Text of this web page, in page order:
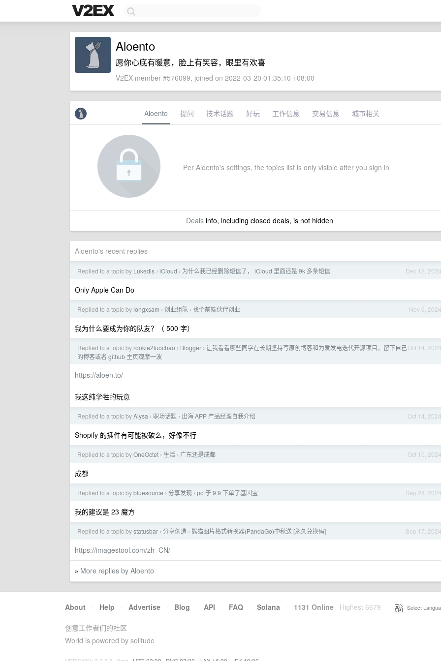
Aloento
愿你心底有暖意，脸上有笑容，眼里有欢喜
V2EX member #576099, joined on 2022-03-20 01:35:10 +08:00
Aloento 提问 技术话题 好玩 工作信息 交易信息 城市相关
Per Aloento's settings, the topics list is only visible after you sign in
Dealsinfo, including closed deals, is not hidden
Aloento's recent replies
Dec 12, 2024
Replied to a topic by Lukedis › iCloud › 为什么我已经删除短信了， iCloud 里面还是 9k 多条短信
Only Apple Can Do
Nov 6, 2024
Replied to a topic by longxsam › 创业组队 › 找个前端伙伴创业
我为什么要成为你的队友？（ 500 字）
Oct 14, 2024
Replied to a topic by rookie2luochao › Blogger › 让我看看哪些同学在长期坚持写原创博客和为爱发电迭代开源项目，留下自己
的博客或者 github 主页观摩一波
https://aloen.to/
我这纯学牲的玩意
Oct 14, 2024
Replied to a topic byAlysa › 职场话题 › 出海 APP 产品经理自我介绍
Shopify 的插件有可能被破么，好像不行
Oct 10, 2024
Replied to a topic byOneOctet › 生活 › 广东还是成都
成都
Sep 28, 2024
Replied to a topic bybluesource › 分享发现 › po 于 9.9 下单了基因宝
我的建议是 23 魔方
Sep 17, 2024
Replied to a topic bystatusbar › 分享创造 › 熊猫图片格式转换器(PandaGo)中秋送 [永久兑换码]
https://imagestool.com/zh_CN/
» More replies by Aloento
About · Help · Advertise · Blog · API · FAQ · Solana · 1131 Online Highest 6679 Select
创意工作者们的社区
World is powered by solitude